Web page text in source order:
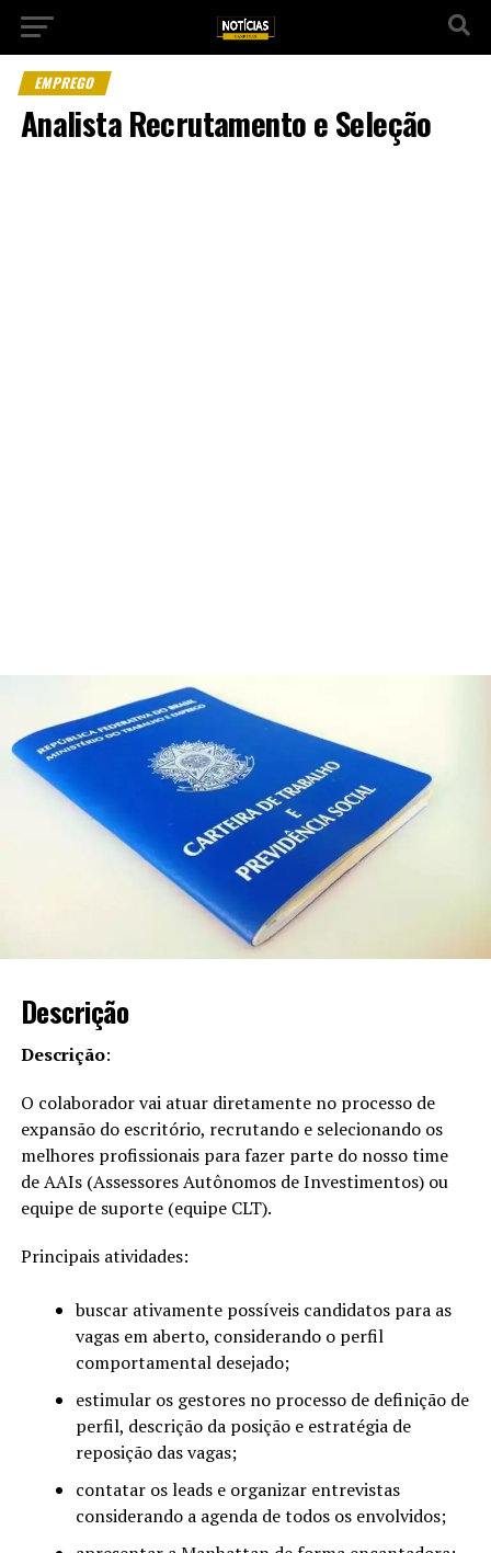
EMPREGO
Analista Recrutamento e Seleção
Descrição
Descrição:
O colaborador vai atuar diretamente no processo de
expansão do escritório, recrutando e selecionando os
melhores profissionais para fazer parte do nosso time
de AAIs (Assessores Autônomos de Investimentos) ou
equipe de suporte (equipe CLT).
Principais atividades:
buscar ativamente possíveis candidatos para as
vagas em aberto, considerando o perfil
comportamental desejado;
estimular os gestores no processo de definição de
perfil, descrição da posição e estratégia de
reposição das vagas;
contatar os leads e organizar entrevistas
considerando a agenda de todos os envolvidos;